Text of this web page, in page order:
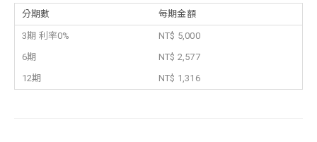
分期數 每期金額
3期 利率0%
NT$ 5,000
6期
NT$ 2,577
12期
NT$ 1,316